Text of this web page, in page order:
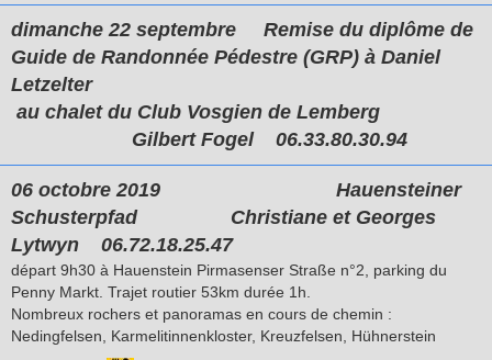
dimanche 22 septembre Remise du diplôme de
Guide de Randonnée Pédestre (GRP) à Daniel
Letzelter
au chalet du Club Vosgien de Lemberg
Gilbert Fogel06.33.80.30.94
06 octobre 2019 Hauensteiner
Schusterpfad Christiane et Georges
Lytwyn 06.72.18.25.47
départ 9h30 à Hauenstein Pirmasenser Straße n°2, parking du
Penny Markt. Trajet routier 53km durée 1h.
Nombreux rochers et panoramas en cours de chemin :
Nedingfelsen, Karmelitinnenkloster, Kreuzfelsen, Hühnerstein